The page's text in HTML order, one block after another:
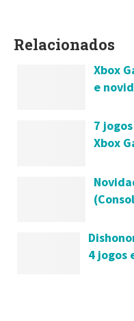
Relacionados
Xbox
e
7
Xbox
4 jogos